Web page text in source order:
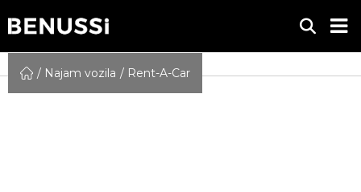
Najam vozila Rent-A-Car